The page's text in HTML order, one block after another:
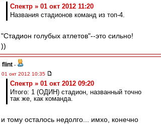
Спектр » 01 окт 2012 11:20
Названия стадионов команд из топ-4.
"Стадион голубых атлетов"--это сильно!
))
flint -
01 окт 2012 10:35
Спектр » 01 окт 2012 09:20
Итого: 1 (ОДИН) стадион, названный точно
так же, как команда.
и тому осталось недолго... имхо, конечно